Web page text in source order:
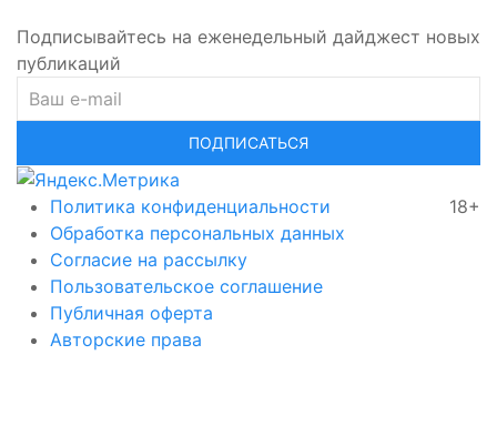
Подписывайтесь на еженедельный дайджест новых
публикаций
ПОДПИСАТЬСЯ
Политика конфиденциальности
Обработка персональных данных
Согласие на рассылку
Пользовательское соглашение
Публичная оферта
Авторские права
18+